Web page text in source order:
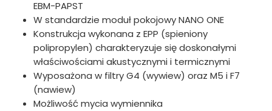
EBM-PAPST
W standardzie moduł pokojowy NANO ONE
Konstrukcja wykonana z EPP (spieniony
polipropylen) charakteryzuje się doskonałymi
właściwościami akustycznymi i termicznymi
Wyposażona w filtry G4 (wywiew) oraz M5 i F7
(nawiew)
Możliwość mycia wymiennika